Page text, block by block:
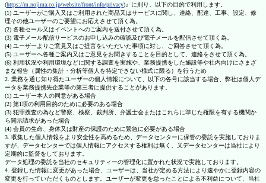
(https://m.nojima.co.jp/website/front/info/privacy)』に則り、以下の目的で利用します。
(1) ユーザーがご購入又はご利用された商品又はサービスに関し、連絡、配達、工事、設定、修
理その他ユーザーのご要望にお応えさせて頂く為。
(2) 各種セール又はイベントへのご案内を送付させて頂く為。
(3) 電子メール配信サービスのお申し込みの確認及び電子メールを配信させて頂く為。
(4) ユーザーよりご意見又はご提言をいただいた事項に対し、ご回答させて頂く為。
(5) ユーザーへ各種ご案内又はご意見をお聞きすることを目的として、連絡をさせて頂く為。
(6) 利用状況や利用環境などに関する調査を実施や、業務提携をした施設等や社内向けにさまざ
まな報告（属性の集計・分析等個人を特定できない様式に限る）を行うため
2. 業務を通じ知り得たユーザーの個人情報について、以下の各号に該当する場合、弊社は個人デ
ータを業務提携先企業等の第三者に提供することがあります。
(1) ユーザー本人の同意がある場合
(2) 第1項の利用目的のために必要のある場合
(3) 犯罪捜査の為など警察、検察、裁判所、弁護士会またはこれらに準じた権限を有する機関か
ら開示請求があった場合
(4) 会員の生命、身体又は財産の保護のために緊急に必要がある場合
3. 収集した個人情報をより安全性を高めるため、データセンターに保管の委託を実施しておりま
すが、データセンターでは個人情報にアクセスする権利は無く、又データセンターは当社により
定期的に監督をしております。
データ処理の委託を当社のセキュリティーの管理化に置かれた状況で実施しております。
4. 登録した情報に変更があった場合、ユーザーは、当社が定める方法により速やかに登録内容の
変更を行っていただくものとします。ユーザーが変更を怠ったことによる不利益について、当社